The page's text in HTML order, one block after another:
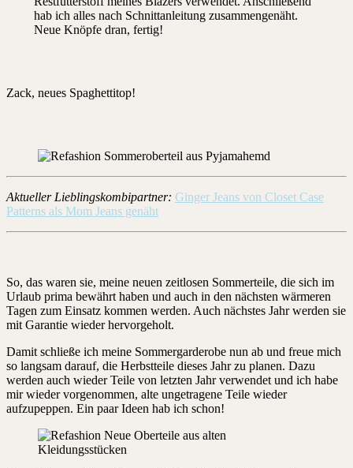
hab ich alles nach Schnittanleitung zusammengenäht.
Neue Knöpfe dran, fertig!
Zack, neues Spaghettitop!
Aktueller Lieblingskombipartner: Ginger Jeans von Closet Case
Patterns als Mom Jeans genäht
So, das waren sie, meine neuen zeitlosen Sommerteile, die sich im
Urlaub prima bewährt haben und auch in den nächsten wärmeren
Tagen zum Einsatz kommen werden. Auch nächstes Jahr werden sie
mit Garantie wieder hervorgeholt.
Damit schließe ich meine Sommergarderobe nun ab und freue mich
so langsam darauf, die Herbstteile dieses Jahr zu planen. Dazu
werden auch wieder Teile von letzten Jahr verwendet und ich habe
mir wieder vorgenommen, alte ungetragene Teile wieder
aufzupeppen. Ein paar Ideen hab ich schon!